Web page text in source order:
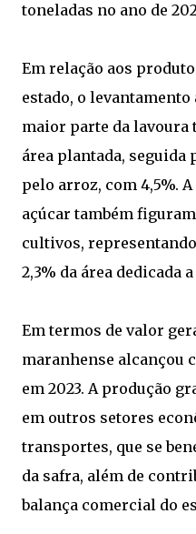
toneladas no ano de
Em relação aos
estado, o levantamento
maior parte da lavoura
área plantada, seguida
pelo arroz, com 4,5%.
açúcar também
cultivos,
2,3% da área dedicada
Em termos de valor
maranhense alcançou
em 2023. A produção
em outros setores
transportes, que se
da safra, além de
balança comercial do